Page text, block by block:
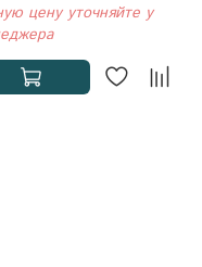
цену уточняйте у